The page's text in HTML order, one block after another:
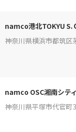
namco港北TOKYU S.
神奈川県横浜市都筑
namco OSC湘南シテ
神奈川県平塚市代官町